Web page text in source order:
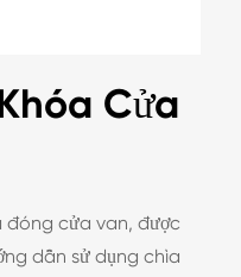
Cửa
đóng cửa van, được
dẫn sử dụng chìa